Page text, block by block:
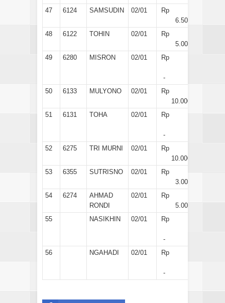
47
6124 SAMSUDIN 02/01
Rp
6.500
48
6122 TOHIN 02/01
Rp
5.000
49
6280 MISRON 02/01 Rp
-
50
6133 MULYONO 02/01
Rp
10.000
51
6131 TOHA 02/01 Rp
-
52
6275 TRI MURNI 02/01
Rp
10.000
53
6355 SUTRISNO 02/01
Rp
3.000
54
6274
AHMAD
RONDI
02/01
Rp
5.000
55
NASIKHIN 02/01 Rp
-
56
NGAHADI 02/01 Rp
-